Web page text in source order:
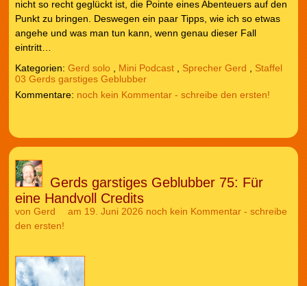
nicht so recht geglückt ist, die Pointe eines Abenteuers auf den
Punkt zu bringen. Deswegen ein paar Tipps, wie ich so etwas
angehe und was man tun kann, wenn genau dieser Fall
eintritt…
Kategorien: Gerd solo , Mini Podcast, Sprecher Gerd , Staffel
03 Gerds garstiges Geblubber
noch kein Kommentar - schreibe den ersten!
Gerds garstiges Geblubber 75: Für
eine Handvoll Credits
von Gerd am 19. Juni 2026 noch kein Kommentar - schreibe
den ersten!